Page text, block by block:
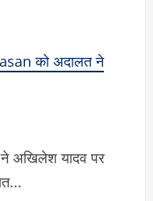
को अदालत ने